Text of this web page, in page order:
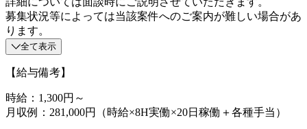
募集状況等によっては当該案件へのご案内が難しい場合があ
ります。
全て表示
【給与備考】
時給：1,300円～
月収例：281,000円（時給×8H実働×20日稼働＋各種手当）